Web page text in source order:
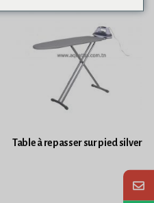
Table à repasser sur pied silver